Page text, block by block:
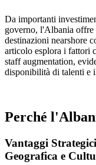
Da importanti
governo, l'Albania offre
destinazioni nearshore
articolo esplora i fattori
staff augmentation,
disponibilità di talenti e
Perché
Vantaggi
Geografica e